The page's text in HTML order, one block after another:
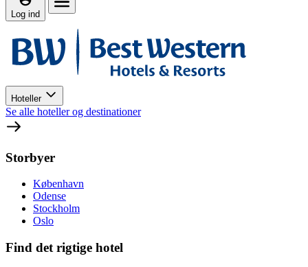
Log ind
Hoteller
Se alle hoteller og destinationer
Storbyer
København
Odense
Stockholm
Oslo
Find det rigtige hotel